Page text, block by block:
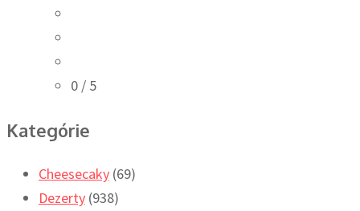
0 / 5
Kategórie
Cheesecaky (69)
Dezerty (938)